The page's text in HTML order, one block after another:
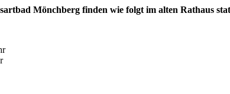
Mönchberg finden wie folgt im alten Rathaus